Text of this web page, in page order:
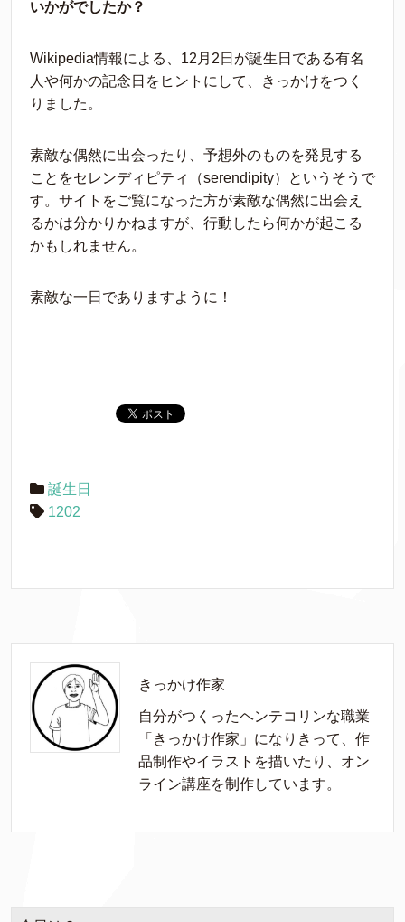
いかがでしたか？
Wikipedia情報による、12月2日が誕生日である有名
人や何かの記念日をヒントにして、きっかけをつく
りました。
素敵な偶然に出会ったり、予想外のものを発見する
ことをセレンディピティ（serendipity）というそうで
す。サイトをご覧になった方が素敵な偶然に出会え
るかは分かりかねますが、行動したら何かが起こる
かもしれません。
素敵な一日でありますように！
誕生日
1202
きっかけ作家
自分がつくったヘンテコリンな職業
「きっかけ作家」になりきって、作
品制作やイラストを描いたり、オン
ライン講座を制作しています。